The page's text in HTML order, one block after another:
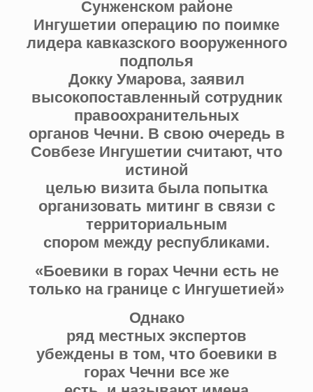
Сунженском районе
Ингушетии операцию по поимке
лидера кавказского вооруженного
подполья
Докку Умарова, заявил
высокопоставленный сотрудник
правоохранительных
органов Чечни. В свою очередь в
Совбезе Ингушетии считают, что
истиной
целью визита была попытка
организовать митинг в связи с
территориальным
спором между республиками.
«Боевики в горах Чечни есть не
только на границе с Ингушетией»
Однако
ряд местных экспертов
убеждены в том, что боевики в
горах Чечни все же